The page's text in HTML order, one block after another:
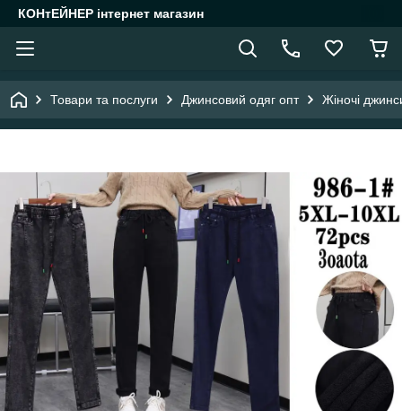
КОНтЕЙНЕР інтернет магазин
Товари та послуги Джинсовий одяг опт Жіночі